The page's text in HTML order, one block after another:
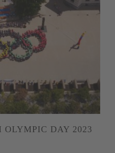
DAY 2023